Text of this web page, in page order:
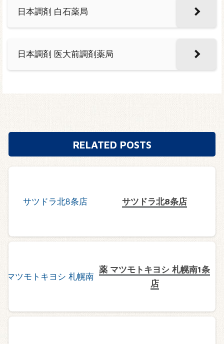
日本調剤 白石薬局
日本調剤 医大前調剤薬局
RELATED POSTS
サツドラ北8条店
薬 マツモトキヨシ 札幌南1条
店